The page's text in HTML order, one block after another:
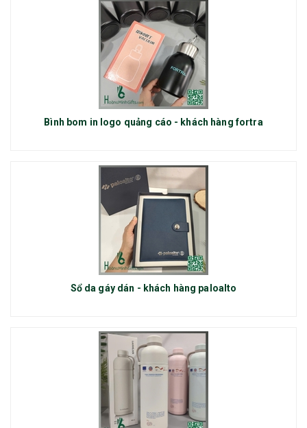
Bình bom in logo quảng cáo - khách hàng fortra
Sổ da gáy dán - khách hàng paloalto